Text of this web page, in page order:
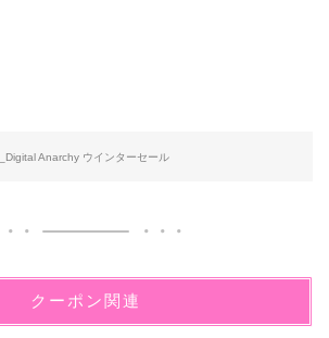
Anarchy ウインターセール
クーポン関連